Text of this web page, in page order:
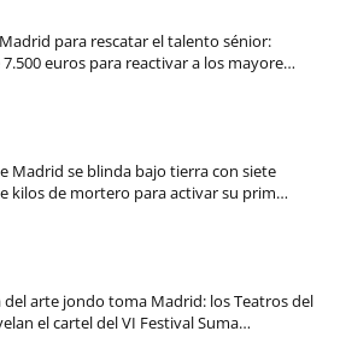
para rescatar el talento sénior:
euros para reactivar a los mayore…
Madrid se blinda bajo tierra con siete
kilos de mortero para activar su prim…
del arte jondo toma Madrid: los Teatros del
el cartel del VI Festival Suma…